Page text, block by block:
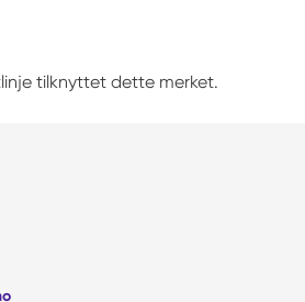
tilknyttet dette merket.